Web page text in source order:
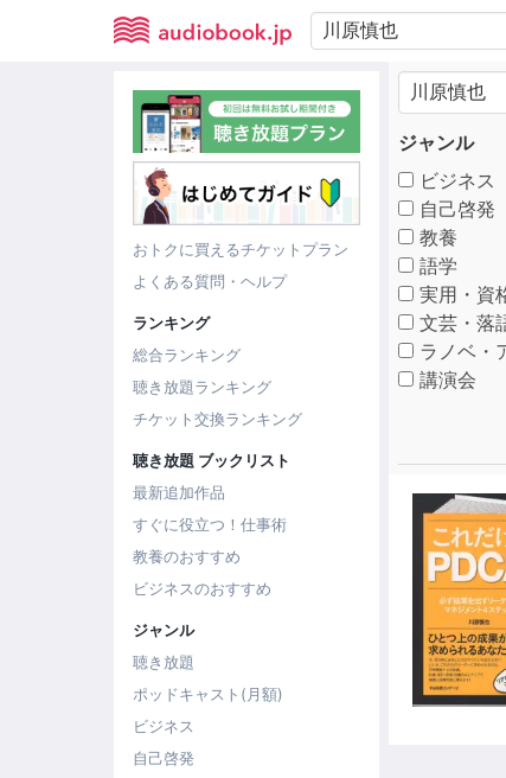
おトクに買えるチケットプラン
よくある質問・ヘルプ
ランキング
総合ランキング
聴き放題ランキング
チケット交換ランキング
聴き放題 ブックリスト
最新追加作品
すぐに役立つ！仕事術
教養のおすすめ
ビジネスのおすすめ
ジャンル
聴き放題
ポッドキャスト(月額)
ビジネス
自己啓発
ジャンル
ビジネス
自己啓発
教養
語学
実用・資
文芸・落
ラノベ・
講演会